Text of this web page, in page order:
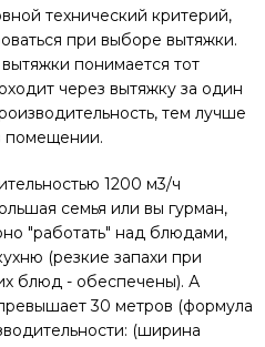
технический критерий,
при выборе вытяжки.
понимается тот
через вытяжку за один
тем лучше
помещении.
1200 м3/ч
семья или вы гурман,
"работать" над блюдами,
(резкие запахи при
блюд - обеспечены). А
30 метров (формула
(ширина